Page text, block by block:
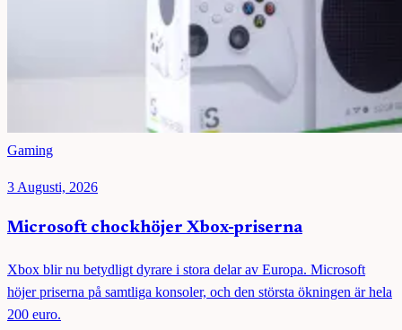
Gaming
3 Augusti, 2026
Microsoft chockhöjer Xbox-priserna
Xbox blir nu betydligt dyrare i stora delar av Europa. Microsoft
höjer priserna på samtliga konsoler, och den största ökningen är hela
200 euro.